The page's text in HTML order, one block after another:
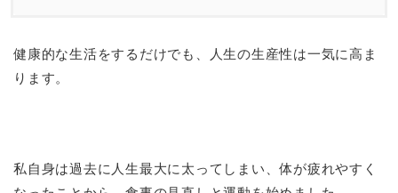
健康的な生活をするだけでも、人生の生産性は一気に高ま
ります。
私自身は過去に人生最大に太ってしまい、体が疲れやすく